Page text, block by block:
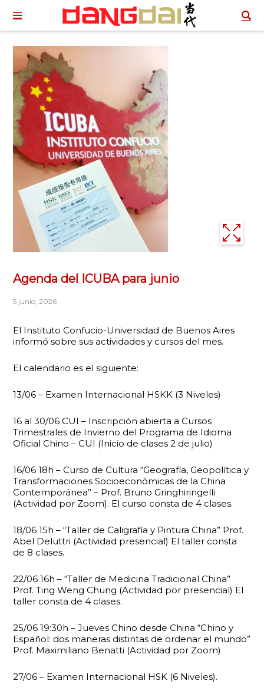
Agenda del ICUBA para junio
5 junio, 2026
El Instituto Confucio-Universidad de Buenos Aires
informó sobre sus actividades y cursos del mes.
El calendario es el siguiente:
13/06 – Examen Internacional HSKK (3 Niveles)
16 al 30/06 CUI – Inscripción abierta a Cursos
Trimestrales de Invierno del Programa de Idioma
Oficial Chino – CUI (Inicio de clases 2 de julio)
16/06 18h – Curso de Cultura “Geografía, Geopolítica y
Transformaciones Socioeconómicas de la China
Contemporánea” – Prof. Bruno Gringhiringelli
(Actividad por Zoom). El curso consta de 4 clases.
18/06 15h – “Taller de Caligrafía y Pintura China” Prof.
Abel Deluttri (Actividad presencial) El taller consta
de 8 clases.
22/06 16h – “Taller de Medicina Tradicional China”
Prof. Ting Weng Chung (Actividad por presencial) El
taller consta de 4 clases.
25/06 19:30h – Jueves Chino desde China “Chino y
Español: dos maneras distintas de ordenar el mundo”
Prof. Maximiliano Benatti (Actividad por Zoom)
27/06 – Examen Internacional HSK (6 Niveles).